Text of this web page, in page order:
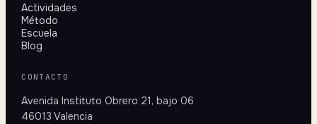
Actividades
Método
Escuela
Blog
CONTACTO
Avenida Instituto Obrero 21, bajo 06
46013 Valencia